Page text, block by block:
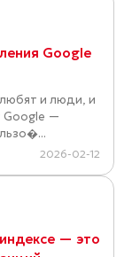
Google
и люди, и
Google —
2026-02-12
— это